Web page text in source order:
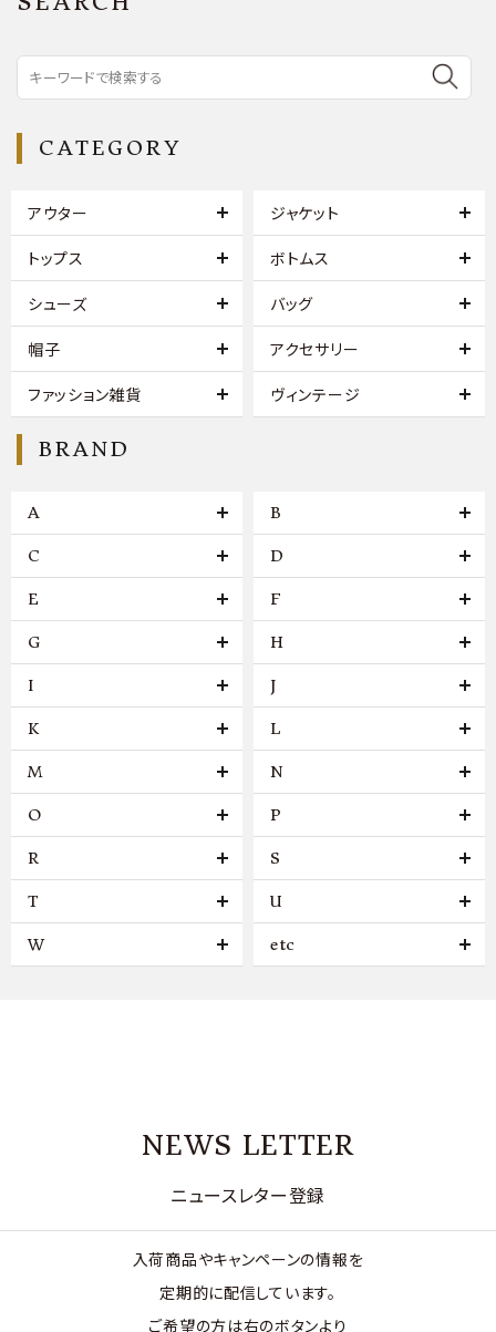
CATEGORY
アウター ジャケット
トップス ボトムス
シューズ バッグ
帽子 アクセサリー
ファッション雑貨 ヴィンテージ
BRAND
A B
C D
E F
G H
I J
K L
M N
O P
R S
T U
W etc
NEWS LETTER
ニュースレター登録
入荷商品やキャンペーンの情報を
定期的に配信しています。
ご希望の方は右のボタンより